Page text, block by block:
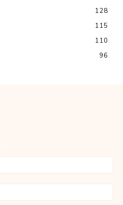
128
115
110
96